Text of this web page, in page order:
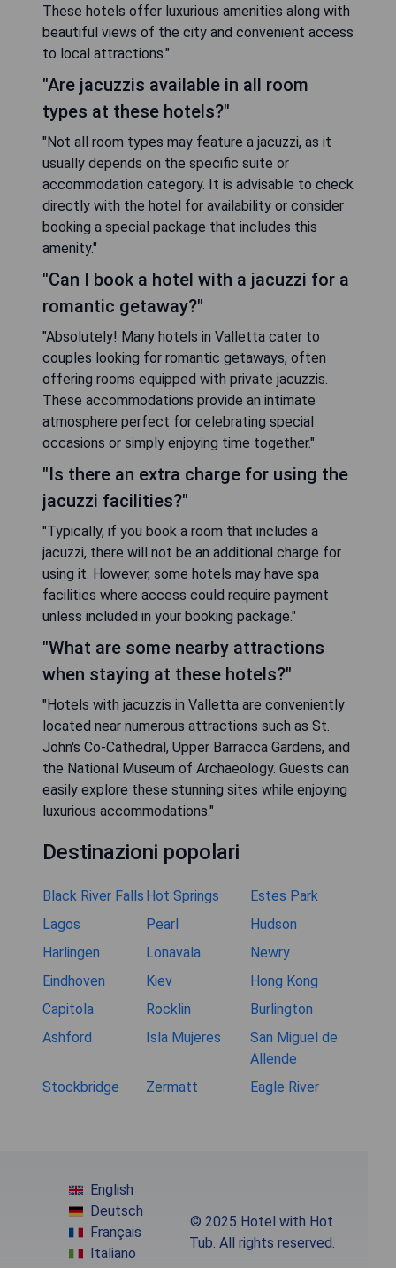
These hotels offer luxurious amenities along with
beautiful views of the city and convenient access
to local attractions."
"Are jacuzzis available in all room
types at these hotels?"
"Not all room types may feature a jacuzzi, as it
usually depends on the specific suite or
accommodation category. It is advisable to check
directly with the hotel for availability or consider
booking a special package that includes this
amenity."
"Can I book a hotel with a jacuzzi for a
romantic getaway?"
"Absolutely! Many hotels in Valletta cater to
couples looking for romantic getaways, often
offering rooms equipped with private jacuzzis.
These accommodations provide an intimate
atmosphere perfect for celebrating special
occasions or simply enjoying time together."
"Is there an extra charge for using the
jacuzzi facilities?"
"Typically, if you book a room that includes a
jacuzzi, there will not be an additional charge for
using it. However, some hotels may have spa
facilities where access could require payment
unless included in your booking package."
"What are some nearby attractions
when staying at these hotels?"
"Hotels with jacuzzis in Valletta are conveniently
located near numerous attractions such as St.
John's Co-Cathedral, Upper Barracca Gardens, and
the National Museum of Archaeology. Guests can
easily explore these stunning sites while enjoying
luxurious accommodations."
Destinazioni popolari
Black River Falls Hot Springs
Estes Park
Lagos
Pearl
Hudson
Harlingen
Lonavala
Newry
Eindhoven
Kiev
Hong Kong
Capitola
Rocklin
Burlington
Ashford
Isla Mujeres
San Miguel de
Allende
Stockbridge
Zermatt Eagle River
English
Deutsch
Français
Italiano
© 2025 Hotel with Hot
Tub. All rights reserved.